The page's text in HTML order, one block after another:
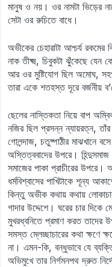
মানুষ ও নয়। ওর নামটা ভিড়ের
সেটা ওর রুচিতে বাধে।
অভীকের চেহারাটা আশ্চর্য
নাক তীক্ষ্ম, চিবুকটা ঝুঁকেছে যেন
আর ওর মুষ্টিযোগ ছিল অমোঘ,
তারা একে শতহস্ত দূরে বর্জনীয়
ছেলের নাস্তিকতা নিয়ে বাপ
নজির ছিল প্রসন্ন ন্যায়রত্ন,
গোলন্দাজ, চতুষ্পাঠীর মাঝখানে
অস্তিত্ববাদের উপরে।
সমাজের পাকা প্রাচীরের উপরে।
ধর্মবিশ্বাসের পাখিটাকে শূন্য
কিন্তু অভীক কথায় কথায়
গাদার উদ্দেশে। ঘরের চার দিকে
মুখরধ্বনিতে প্রমাণ করত
সমস্ত ম্লেচ্ছাচারের কথা ক্ষণে
না। এমন-কি, বন্ধুভাবে যে
অভিমুখে তার নির্গমনপথ দ্রুত